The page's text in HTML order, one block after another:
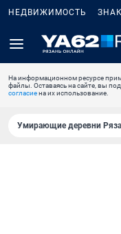
НЕДВИЖИМОСТЬ
На информационном ресурсе
файлы. Оставаясь на сайте, вы
согласиена их использование.
Умирающие деревни